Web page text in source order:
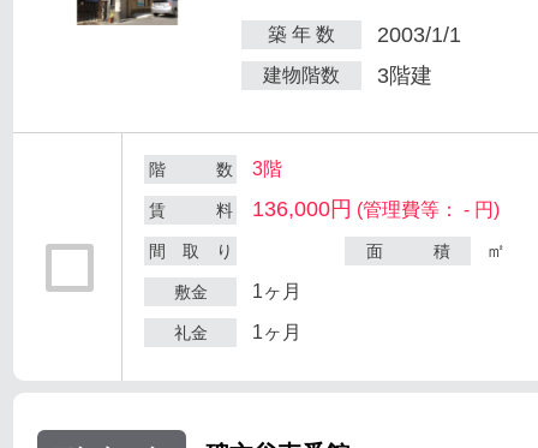
築 年 数 2003/1/1
建物階数 3階建
階 数 3階
賃 料 136,000円 (管理費等： - 円)
間 取 り 面 積 ㎡
敷金 1ヶ月
礼金 1ヶ月